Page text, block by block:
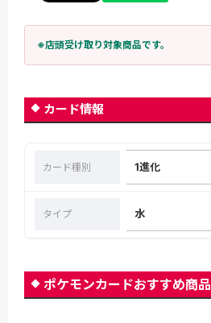
※店頭受け取り対象商品です。
カード情報
カード種別 1進化
タイプ 水
ポケモンカードおすすめ商品